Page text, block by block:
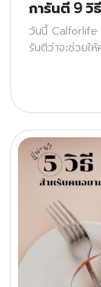
การันตี 9 วิ
วันนี้ Calforlife
รันตีว่าจะช่วย